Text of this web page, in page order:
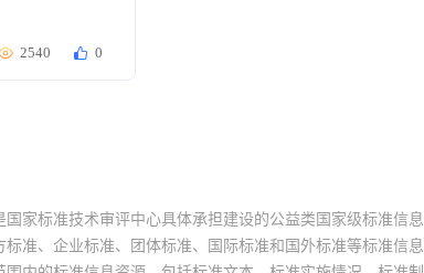
2540 0
家标准技术审评中心具体承担建设的公益类国家级标准信
准、企业标准、团体标准、国际标准和国外标准等标准信